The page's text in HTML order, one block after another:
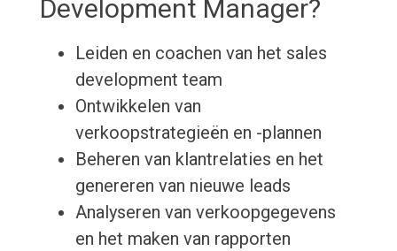
Development Manager?
Leiden en coachen van het sales
development team
Ontwikkelen van
verkoopstrategieën en -plannen
Beheren van klantrelaties en het
genereren van nieuwe leads
Analyseren van verkoopgegevens
en het maken van rapporten